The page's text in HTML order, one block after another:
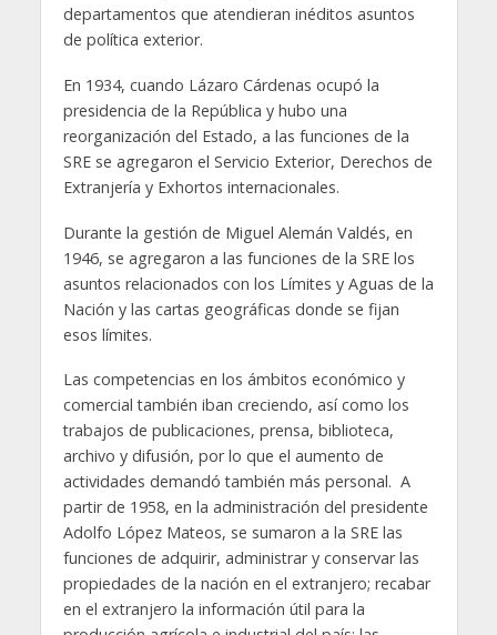
departamentos que atendieran inéditos asuntos
de política exterior.
En 1934, cuando Lázaro Cárdenas ocupó la
presidencia de la República y hubo una
reorganización del Estado, a las funciones de la
SRE se agregaron el Servicio Exterior, Derechos de
Extranjería y Exhortos internacionales.
Durante la gestión de Miguel Alemán Valdés, en
1946, se agregaron a las funciones de la SRE los
asuntos relacionados con los Límites y Aguas de la
Nación y las cartas geográficas donde se fijan
esos límites.
Las competencias en los ámbitos económico y
comercial también iban creciendo, así como los
trabajos de publicaciones, prensa, biblioteca,
archivo y difusión, por lo que el aumento de
actividades demandó también más personal. A
partir de 1958, en la administración del presidente
Adolfo López Mateos, se sumaron a la SRE las
funciones de adquirir, administrar y conservar las
propiedades de la nación en el extranjero; recabar
en el extranjero la información útil para la